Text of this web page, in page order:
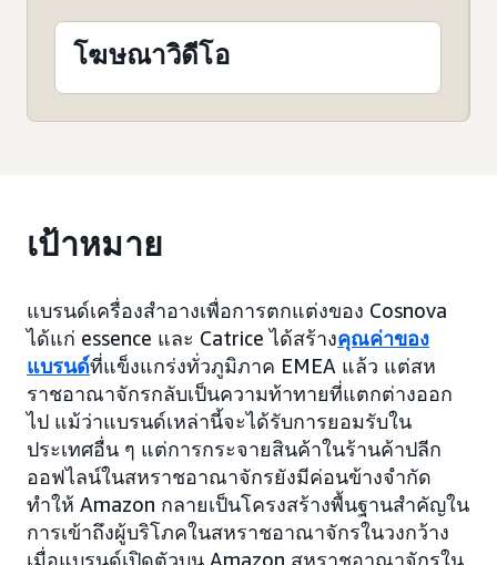
โฆษณาวิดีโอ
เป้าหมาย
แบรนด์เครื่องสำอางเพื่อการตกแต่งของ Cosnova
ได้แก่ essence และ Catrice ได้สร้างคุณค่าของ
แบรนด์ที่แข็งแกร่งทั่วภูมิภาค EMEA แล้ว แต่สห
ราชอาณาจักรกลับเป็นความท้าทายที่แตกต่างออก
ไป แม้ว่าแบรนด์เหล่านี้จะได้รับการยอมรับใน
ประเทศอื่น ๆ แต่การกระจายสินค้าในร้านค้าปลีก
ออฟไลน์ในสหราชอาณาจักรยังมีค่อนข้างจำกัด
ทำให้ Amazon กลายเป็นโครงสร้างพื้นฐานสำคัญใน
การเข้าถึงผู้บริโภคในสหราชอาณาจักรในวงกว้าง
เมื่อแบรนด์เปิดตัวบน Amazon สหราชอาณาจักรใน